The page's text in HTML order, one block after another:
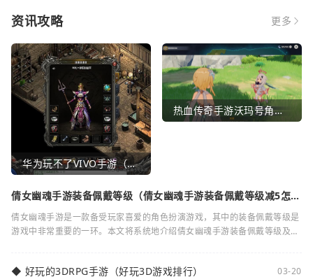
资讯攻略 更多
华为玩不了VIVO手游（华为玩不了VIVO手游怎么办）
热血传奇手游沃玛号角（热血传奇沃玛装备隐藏属性）
倩女幽魂手游装备佩戴等级（倩女幽魂手游装备佩戴等级减5怎么
倩女幽魂手游是一款备受玩家喜爱的角色扮演游戏，其中的装备佩戴等级是
游戏中非常重要的一环。本文将系统地介绍倩女幽魂手游装备佩戴等级及其
◆ 好玩的3DRPG手游（好玩3D游戏排行） 03-20